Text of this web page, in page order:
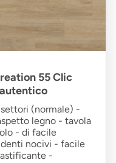
55 Clic
(normale) -
legno - tavola
- di facile
nocivi - facile
-